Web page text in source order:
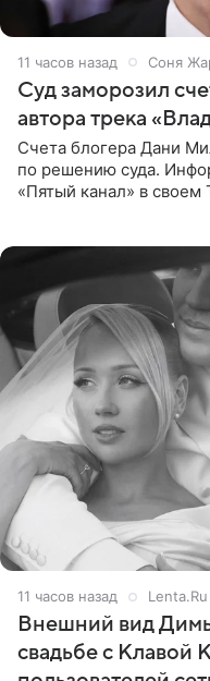
11 часов назад Соня
Суд заморозил
автора трека
Счета блогера Дани
по решению суда.
«Пятый канал» в
11 часов назад Lenta.Ru
Внешний вид
свадьбе с Клавой